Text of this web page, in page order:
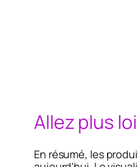
Allez plus
En résumé, les